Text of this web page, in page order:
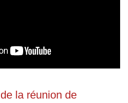
la réunion de